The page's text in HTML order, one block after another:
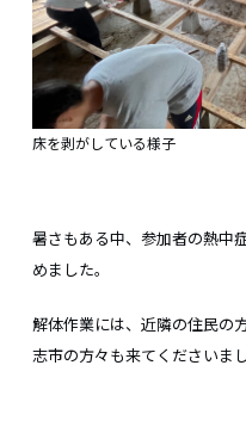
床を剥がしている様子
暑さもある中、参加者の熱中
めました。
解体作業には、近隣の住民の
志市の方々も来てくださいまし